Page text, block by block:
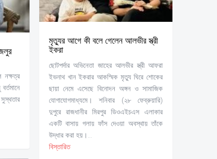
নক্ষত্র
মৃত্যুর আগে কী বলে গেলেন আলভীর স্ত্রী
ইকরা
ছোটপর্দার অভিনেতা জাহের আলভীর স্ত্রী আফরা
ইভনাথ খান ইকরার আকস্মিক মৃত্যু ঘিরে শোকের
ছায়া নেমে এসেছে বিনোদন অঙ্গন ও সামাজিক
যোগাযোগমাধ্যমে। শনিবার (২৮ ফেব্রুয়ারি)
দুপুরে রাজধানীর মিরপুর ডিওএইচএস এলাকার
একটি বাসায় গলায় ফাঁস দেওয়া অবস্থায় তাঁকে
উদ্ধার করা হয়।...
বিস্তারিত